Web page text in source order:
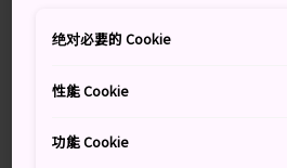
由著名建築師勒·科比意（
以松方收藏品為核心的法國
約 60 件的奧古斯特·羅丹
雕塑作品
绝对必要的 Cookie
性能 Cookie
功能 Cookie